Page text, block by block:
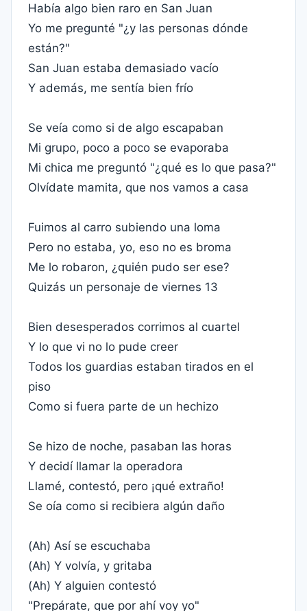
Había algo bien raro en San Juan
Yo me pregunté "¿y las personas dónde
están?"
San Juan estaba demasiado vacío
Y además, me sentía bien frío
Se veía como si de algo escapaban
Mi grupo, poco a poco se evaporaba
Mi chica me preguntó "¿qué es lo que pasa?"
Olvídate mamita, que nos vamos a casa
Fuimos al carro subiendo una loma
Pero no estaba, yo, eso no es broma
Me lo robaron, ¿quién pudo ser ese?
Quizás un personaje de viernes 13
Bien desesperados corrimos al cuartel
Y lo que vi no lo pude creer
Todos los guardias estaban tirados en el
piso
Como si fuera parte de un hechizo
Se hizo de noche, pasaban las horas
Y decidí llamar la operadora
Llamé, contestó, pero ¡qué extraño!
Se oía como si recibiera algún daño
(Ah) Así se escuchaba
(Ah) Y volvía, y gritaba
(Ah) Y alguien contestó
"Prepárate, que por ahí voy yo"